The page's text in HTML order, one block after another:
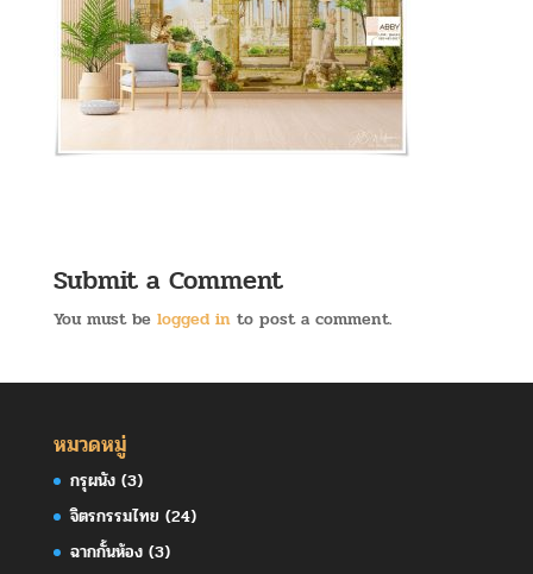
Submit a Comment
You must be logged into post a comment.
หมวดหมู่
กรุผนัง(3)
จิตรกรรมไทย (24)
ฉากกั้นห้อง(3)